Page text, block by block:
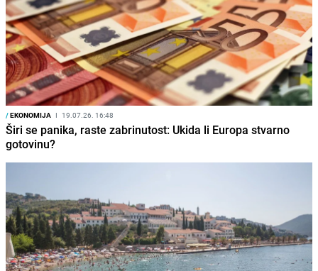
/EKONOMIJA I 19.07.26. 16:48
Širi se panika, raste zabrinutost: Ukida li Europa stvarno
gotovinu?